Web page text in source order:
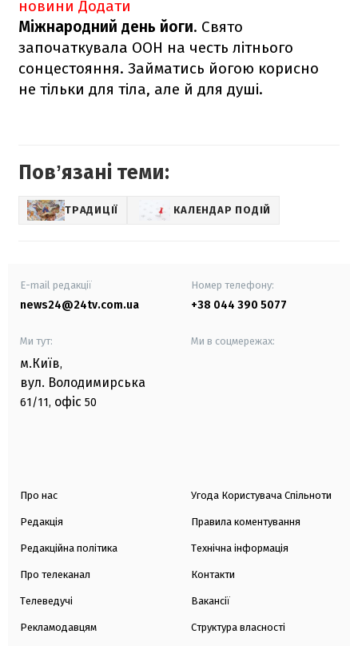
новини Додати
Міжнародний день йоги. Свято
започаткувала ООН на честь літнього
сонцестояння. Займатись йогою корисно
не тільки для тіла, але й для душі.
Повʼязані теми:
ТРАДИЦІЇ КАЛЕНДАР ПОДІЙ
E-mail редакції
news24@24tv.com.ua
Номер телефону:
+38 044 390 5077
Ми тут:
м.Київ,
вул. Володимирська
61/11, офіс 50
Ми в соцмережах:
Про нас
Редакція
Редакційна політика
Про телеканал
Телеведучі
Рекламодавцям
Угода Користувача Спільноти
Правила коментування
Технічна інформація
Контакти
Вакансії
Структура власності